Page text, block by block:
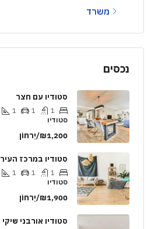
משרד
נכסים
סטודיו עם חצר
1
1
1
סטודיו
₪1,200/יַרחוֹן
סטודיו במרכז העיר
1
1
1
סטודיו
₪1,900/יַרחוֹן
סטודיו אורבני שיקי